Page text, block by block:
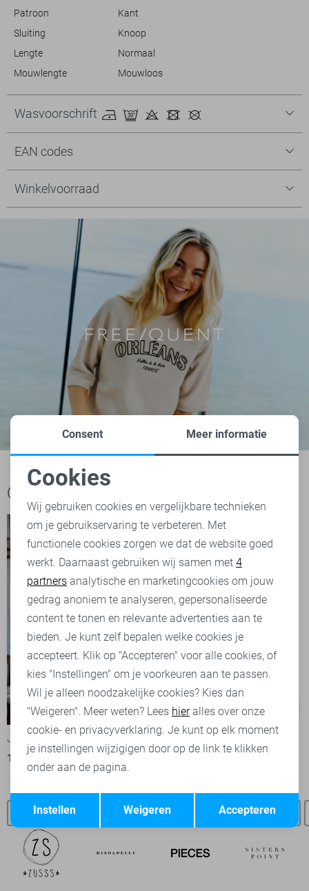
Patroon
Kant
Sluiting
Knoop
Lengte
Normaal
Mouwlengte
Mouwloos
Wasvoorschrift
EAN codes
Winkelvoorraad
Ook het bekijken waard
-50%
Jacqueline de Yong Gilet
15,00
Only Gilet
20,00
Freequent broeken Freequent blouses Freequent truien
Noodzakelijke cookies
Personalisatie cookies
Analytische cookies
Marketing cookies
Terug Opslaan
Consent Meer informatie
Cookies
Wij gebruiken cookies en vergelijkbare technieken
om je gebruikservaring te verbeteren. Met
functionele cookies zorgen we dat de website goed
werkt. Daarnaast gebruiken wij samen met 4
partners analytische en marketingcookies om jouw
gedrag anoniem te analyseren, gepersonaliseerde
content te tonen en relevante advertenties aan te
bieden. Je kunt zelf bepalen welke cookies je
accepteert. Klik op "Accepteren" voor alle cookies, of
kies "Instellingen" om je voorkeuren aan te passen.
Wil je alleen noodzakelijke cookies? Kies dan
"Weigeren". Meer weten? Lees hieralles over onze
cookie- en privacyverklaring. Je kunt op elk moment
je instellingen wijzigigen door op de link te klikken
onder aan de pagina.
Accepteren
Weigeren
Instellen